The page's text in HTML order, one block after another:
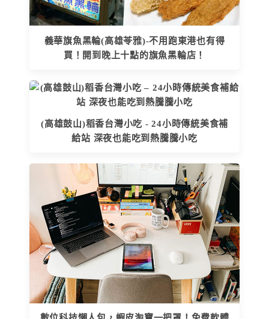
義華旗魚黑輪(高雄苓雅)-不用跑東港也有得
買！開到晚上十點的旗魚黑輪店！
(高雄鼓山)稻香台灣小吃 - 24小時傳統美食補
給站 深夜也能吃到熱騰騰小吃